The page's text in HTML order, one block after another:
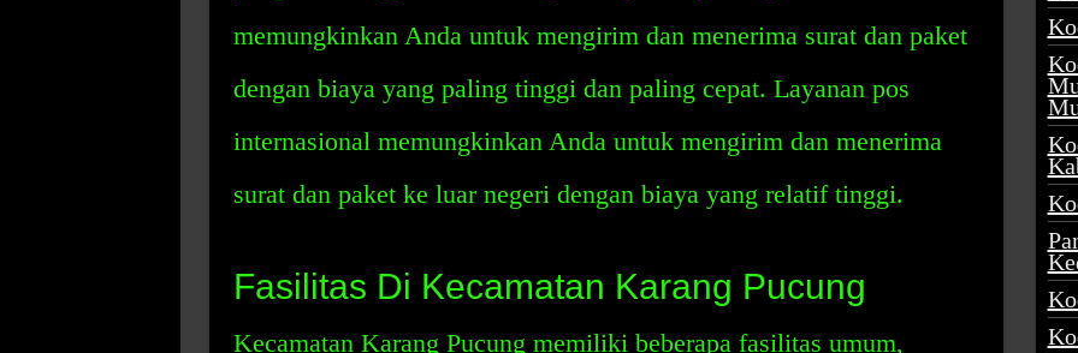
memungkinkan Anda untuk mengirim dan menerima surat dan paket
dengan biaya yang paling tinggi dan paling cepat. Layanan pos
internasional memungkinkan Anda untuk mengirim dan menerima
surat dan paket ke luar negeri dengan biaya yang relatif tinggi.
Fasilitas Di Kecamatan Karang Pucung
Kecamatan Karang Pucung memiliki beberapa fasilitas umum,